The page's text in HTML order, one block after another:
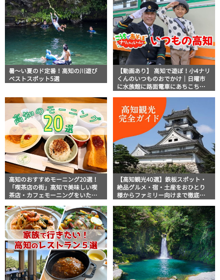
暑～い夏のド定番！高知の川遊び
ベストスポット5選
【動画あり】 高知で遊ぼ！小4ナリ
くんのいつものおでかけ｜日曜市
に水族館に路面電車にあちこち巡
高知のおすすめモーニング20選！
「喫茶店の街」高知で美味しい喫
茶店・カフェモーニングをいただ
【高知観光40選】鉄板スポット・
絶品グルメ・宿・土産をおひとり
様からファミリー向けまで徹底解